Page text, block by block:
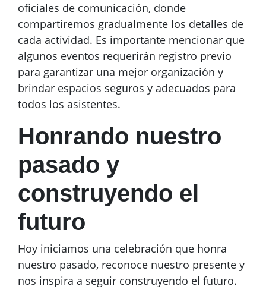
oficiales de comunicación, donde
compartiremos gradualmente los detalles de
cada actividad. Es importante mencionar que
algunos eventos requerirán registro previo
para garantizar una mejor organización y
brindar espacios seguros y adecuados para
todos los asistentes.
Honrando nuestro
pasado y
construyendo el
futuro
Hoy iniciamos una celebración que honra
nuestro pasado, reconoce nuestro presente y
nos inspira a seguir construyendo el futuro.